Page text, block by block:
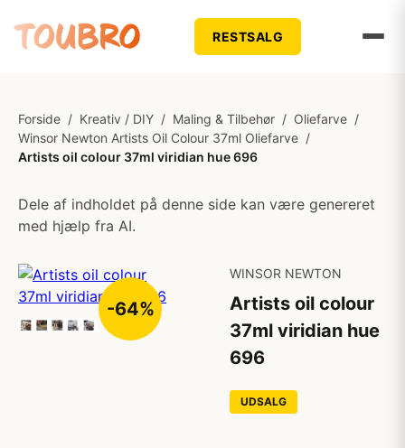
RESTSALG
Forside / Kreativ / DIY / Maling & Tilbehør / Oliefarve /
Winsor Newton Artists Oil Colour 37ml Oliefarve /
Artists oil colour 37ml viridian hue 696
Dele af indholdet på denne side kan være genereret
med hjælp fra AI.
-64%
WINSOR NEWTON
Artists oil colour
37ml viridian hue
696
UDSALG